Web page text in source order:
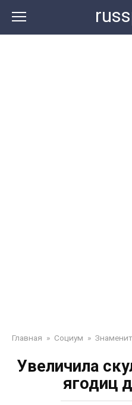
контенту
Главная » Социум »
Увеличила
ягодиц